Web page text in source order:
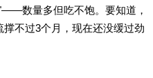
数量多但吃不饱。要知道，
不过3个月，现在还没缓过劲